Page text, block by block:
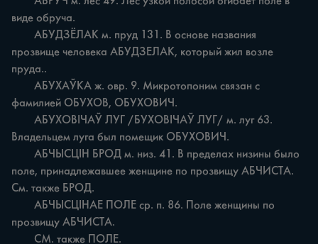
виде обруча.
прозвище человека АБУДЗЕЛАК, который жил возле
пруда..
фамилией ОБУХОВ, ОБУХОВИЧ.
Владельцем луга был помещик ОБУХОВИЧ.
поле, принадлежавшее женщине по прозвищу АБЧИСТА.
См. также БРОД.
прозвищу АБЧИСТА.